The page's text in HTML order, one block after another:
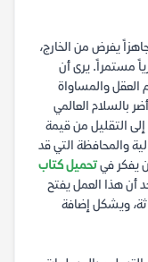
يفرض من الخارج،
مستمراً. يرى أن
العقل والمساواة
بالسلام العالمي
التقليل من قيمة
والمحافظة التي قد
يفكر فيتحميل كتاب
أن هذا العمل يفتح
ويشكل إضافة